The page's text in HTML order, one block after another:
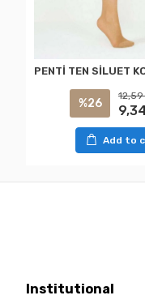
%26
12,59
Add to
Institutional